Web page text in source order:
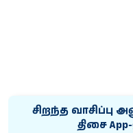
சிறந்த வாசிப்பு
திசை